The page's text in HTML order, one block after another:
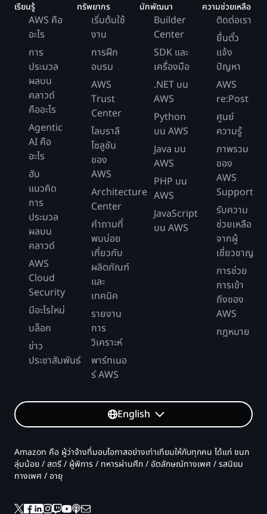
เรียนรู้
AWS คือ
อะไร
การ
ประมวล
ผลบน
คลาวด์
คืออะไร
Agentic
AI คือ
อะไร
ฮับ
แนวคิด
การ
ประมวล
ผลบน
คลาวด์
AWS
Cloud
Security
มีอะไรใหม่
บล็อก
ข่าว
ประชาสัมพันธ์
ทรัพยากร
เริ่มต้นใช้
งาน
การฝึก
อบรม
AWS
Trust
Center
ไลบราลี
โซลูชัน
ของ
AWS
Architecture
Center
คำถามที่
พบบ่อย
เกี่ยวกับ
ผลิตภัณฑ์
และ
เทคนิค
รายงาน
การ
วิเคราะห์
พาร์ทเนอ
ร์ AWS
นักพัฒนา
Builder
Center
SDK และ
เครื่องมือ
.NET บน
AWS
Python
บน AWS
Java บน
AWS
PHP บน
AWS
JavaScript
บน AWS
ความช่วยเหลือ
ติดต่อเรา
ยื่นตั๋ว
แจ้ง
ปัญหา
AWS
re:Post
ศูนย์
ความรู้
ภาพรวม
ของ
AWS
Support
รับความ
ช่วยเหลือ
จากผู้
เชี่ยวชาญ
การช่วย
การเข้า
ถึงของ
AWS
กฎหมาย
English
Amazon คือ ผู้ว่าจ้างที่มอบโอกาสอย่างเท่าเทียมให้กับทุกคน ได้แก่ ชนก
ลุ่มน้อย / สตรี / ผู้พิการ / ทหารผ่านศึก / อัตลักษณ์ทางเพศ / รสนิยม
ทางเพศ / อายุ